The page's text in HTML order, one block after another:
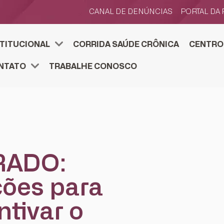
CANAL DE DENÚNCIAS PORTAL DA
CORRIDA SAÚDE CRÔNICA
TRABALHE CONOSCO
para
o